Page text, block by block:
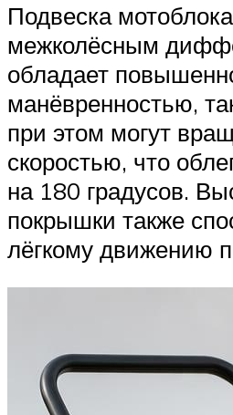
Подвеска
межколёсным
обладает
манёвренностью,
при этом могут
скоростью, что
на 180 градусов.
покрышки также
лёгкому движению